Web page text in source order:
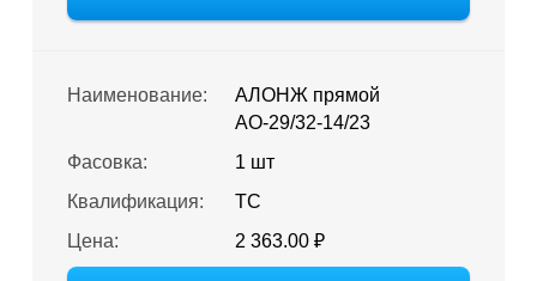
Наименование:
АЛОНЖ прямой
АО-29/32-14/23
Фасовка:
1 шт
Квалификация:
ТС
Цена:
2 363.00 ₽